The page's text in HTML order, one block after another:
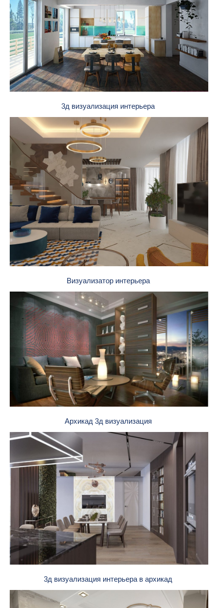
3д визуализация интерьера
Визуализатор интерьера
Архикад 3д визуализация
3д визуализация интерьера в архикад